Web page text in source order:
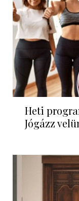
Heti
Jógázz